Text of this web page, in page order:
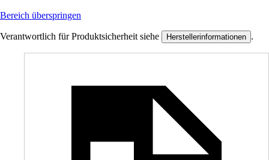
Bereich überspringen
Verantwortlich für Produktsicherheit siehe Herstellerinformationen .